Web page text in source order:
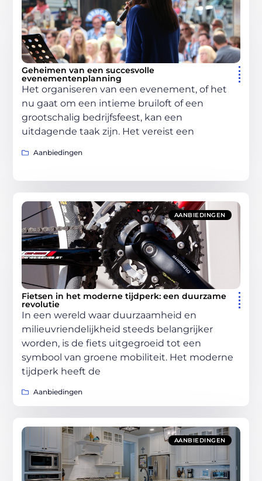
Geheimen van een succesvolle
evenementenplanning
Het organiseren van een evenement, of het
nu gaat om een intieme bruiloft of een
grootschalig bedrijfsfeest, kan een
uitdagende taak zijn. Het vereist een
Aanbiedingen
AANBIEDINGEN
Fietsen in het moderne tijdperk: een duurzame
revolutie
In een wereld waar duurzaamheid en
milieuvriendelijkheid steeds belangrijker
worden, is de fiets uitgegroeid tot een
symbool van groene mobiliteit. Het moderne
tijdperk heeft de
Aanbiedingen
AANBIEDINGEN